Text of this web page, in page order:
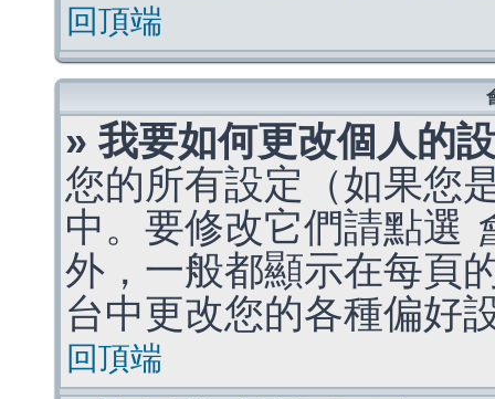
回頂端
» 我要如何更改個人的
您的所有設定（如果您
中。要修改它們請點選
外，一般都顯示在每頁
台中更改您的各種偏好
回頂端